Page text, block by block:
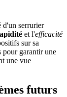
d'un serrurier
et l'efficacité
sur sa
pour garantir une
une vue
futurs